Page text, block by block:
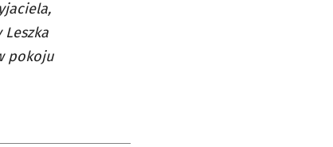
pokoju